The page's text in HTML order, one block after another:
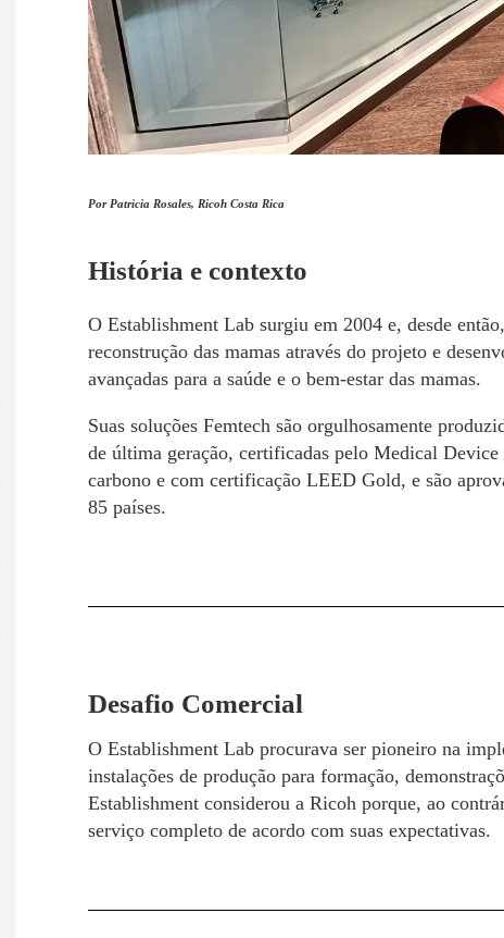
Por Patricia Rosales, Ricoh Costa Rica
História e contexto
O Establishment Lab surgiu em 2004 e, desde
reconstrução das mamas através do projeto e
avançadas para a saúde e o bem-estar das mamas.
Suas soluções Femtech são orgulhosamente
de última geração, certificadas pelo Medical
carbono e com certificação LEED Gold, e são
85 países.
Desafio Comercial
O Establishment Lab procurava ser pioneiro na
instalações de produção para formação,
Establishment considerou a Ricoh porque, ao
serviço completo de acordo com suas expectativas.